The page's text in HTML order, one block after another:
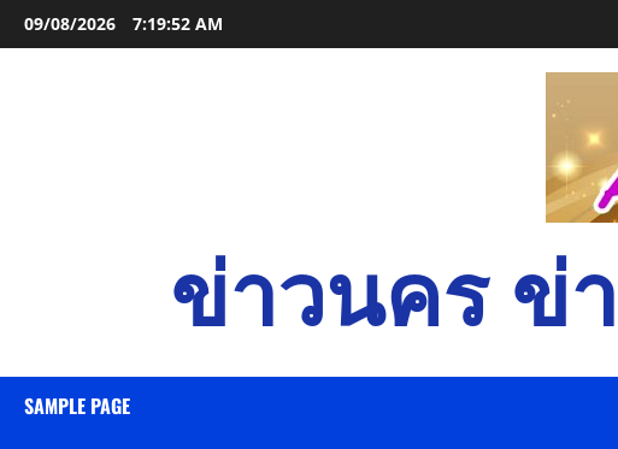
Skip
to
09/08/2026 7:19:53 AM
ข่าวนคร ข่
SAMPLE PAGE